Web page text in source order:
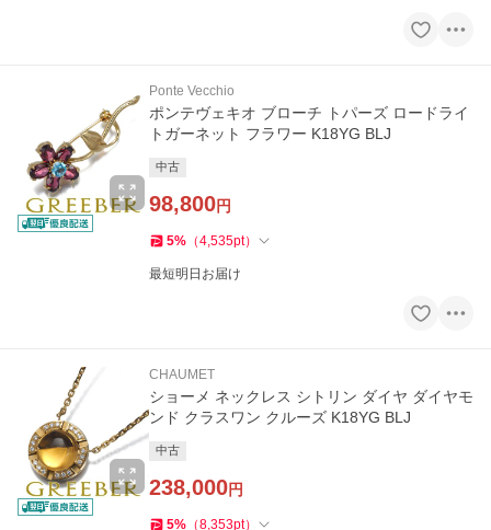
Ponte Vecchio
ポンテヴェキオ ブローチ トパーズ ロードライ
トガーネット フラワー K18YG BLJ
中古
98,800円
5% （4,535pt）
最短明日お届け
CHAUMET
ショーメ ネックレス シトリン ダイヤ ダイヤモ
ンド クラスワン クルーズ K18YG BLJ
中古
238,000円
5% （8,353pt）